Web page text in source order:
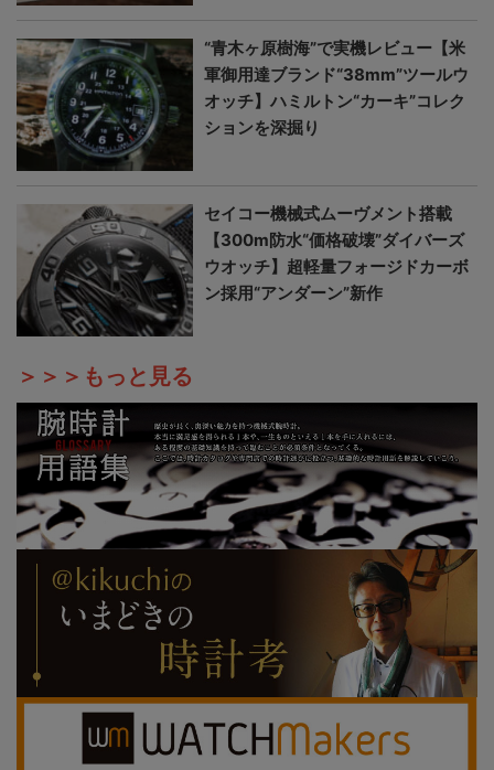
“青木ヶ原樹海”で実機レビュー【米
軍御用達ブランド“38mm”ツールウ
オッチ】ハミルトン“カーキ”コレク
ションを深掘り
セイコー機械式ムーヴメント搭載
【300m防水“価格破壊”ダイバーズ
ウオッチ】超軽量フォージドカーボ
ン採用“アンダーン”新作
＞＞＞もっと見る